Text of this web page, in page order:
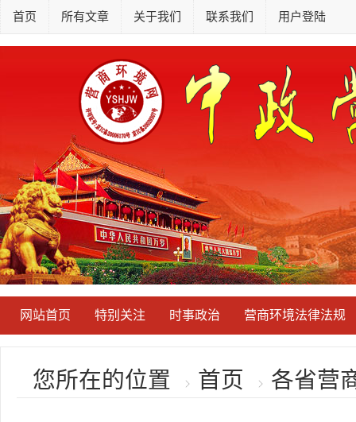
首页 所有文章 关于我们 联系我们 用户登陆
网站首页 特别关注 时事政治 营商环境法律法规
您所在的位置 首页 各省营